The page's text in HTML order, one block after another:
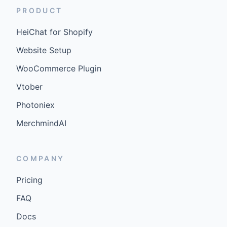
PRODUCT
HeiChat for Shopify
Website Setup
WooCommerce Plugin
Vtober
Photoniex
MerchmindAI
COMPANY
Pricing
FAQ
Docs